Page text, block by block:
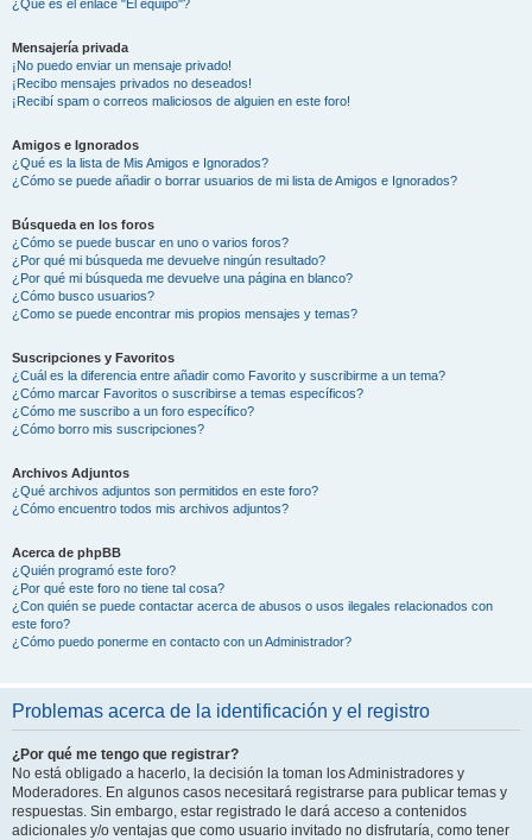
¿Qué es el enlace "El equipo"?
Mensajería privada
¡No puedo enviar un mensaje privado!
¡Recibo mensajes privados no deseados!
¡Recibí spam o correos maliciosos de alguien en este foro!
Amigos e Ignorados
¿Qué es la lista de Mis Amigos e Ignorados?
¿Cómo se puede añadir o borrar usuarios de mi lista de Amigos e Ignorados?
Búsqueda en los foros
¿Cómo se puede buscar en uno o varios foros?
¿Por qué mi búsqueda me devuelve ningún resultado?
¿Por qué mi búsqueda me devuelve una página en blanco?
¿Cómo busco usuarios?
¿Como se puede encontrar mis propios mensajes y temas?
Suscripciones y Favoritos
¿Cuál es la diferencia entre añadir como Favorito y suscribirme a un tema?
¿Cómo marcar Favoritos o suscribirse a temas específicos?
¿Cómo me suscribo a un foro específico?
¿Cómo borro mis suscripciones?
Archivos Adjuntos
¿Qué archivos adjuntos son permitidos en este foro?
¿Cómo encuentro todos mis archivos adjuntos?
Acerca de phpBB
¿Quién programó este foro?
¿Por qué este foro no tiene tal cosa?
¿Con quién se puede contactar acerca de abusos o usos ilegales relacionados con
este foro?
¿Cómo puedo ponerme en contacto con un Administrador?
Problemas acerca de la identificación y el registro
¿Por qué me tengo que registrar?
No está obligado a hacerlo, la decisión la toman los Administradores y
Moderadores. En algunos casos necesitará registrarse para publicar temas y
respuestas. Sin embargo, estar registrado le dará acceso a contenidos
adicionales y/o ventajas que como usuario invitado no disfrutaría, como tener